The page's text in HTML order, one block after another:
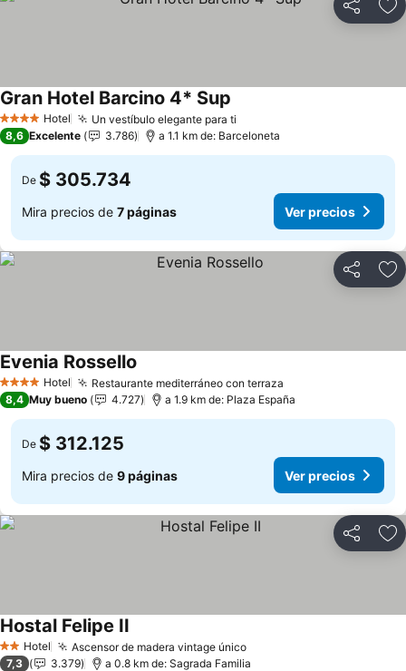
Compartir
4 EstrellasHotel Un vestíbulo elegante para ti
Gran Hotel Barcino 4* Sup
8,6 Excelente 3.786 a 1.1 km de: Barceloneta
De $ 305.734
Mira precios de 7 páginas Ver precios
Compartir
4 EstrellasHotel Restaurante mediterráneo con terraza
Evenia Rossello
8,4 Muy bueno 4.727 a 1.9 km de: Plaza España
De $ 312.125
Mira precios de 9 páginas Ver precios
Compartir
2 Estrellas
Hotel Ascensor de madera vintage únicoVer precios
Hostal Felipe II
7,3 3.379 a 0.8 km de: Sagrada Familia